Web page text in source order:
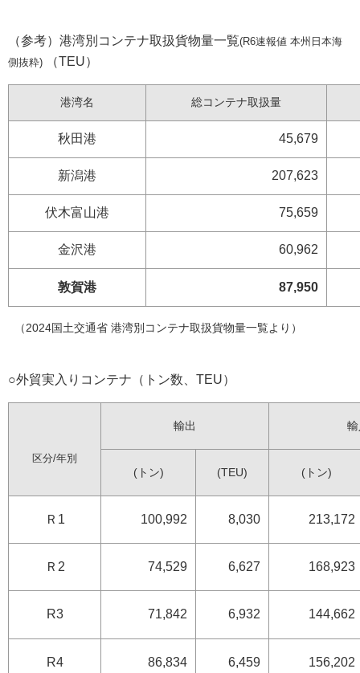
（参考）港湾別コンテナ取扱貨物量一覧(R6速報値 本州日本海
側抜粋)
（TEU）
港湾名 総コンテナ取扱量
秋田港 45,679
新潟港 207,623
伏木富山港 75,659
金沢港 60,962
敦賀港 87,950
（2024国土交通省 港湾別コンテナ取扱貨物量一覧より）
○外貿実入りコンテナ（トン数、TEU）
区分/年別
輸出
(トン) (TEU) (トン)
Ｒ1 100,992 8,030 213,172
Ｒ2 74,529 6,627 168,923
R3 71,842 6,932 144,662
R4 86,834 6,459 156,202